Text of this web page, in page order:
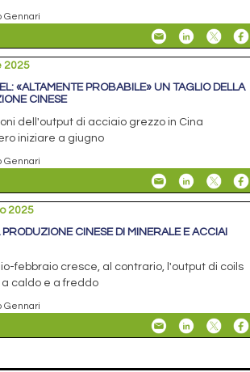
Gennari
2025
«ALTAMENTE PROBABILE» UN TAGLIO DELLA
CINESE
dell'output di acciaio grezzo in Cina
iniziare a giugno
Gennari
2025
CINESE DI MINERALE E ACCIAI
febbraio cresce, al contrario, l'output di coils
a caldo e a freddo
Gennari